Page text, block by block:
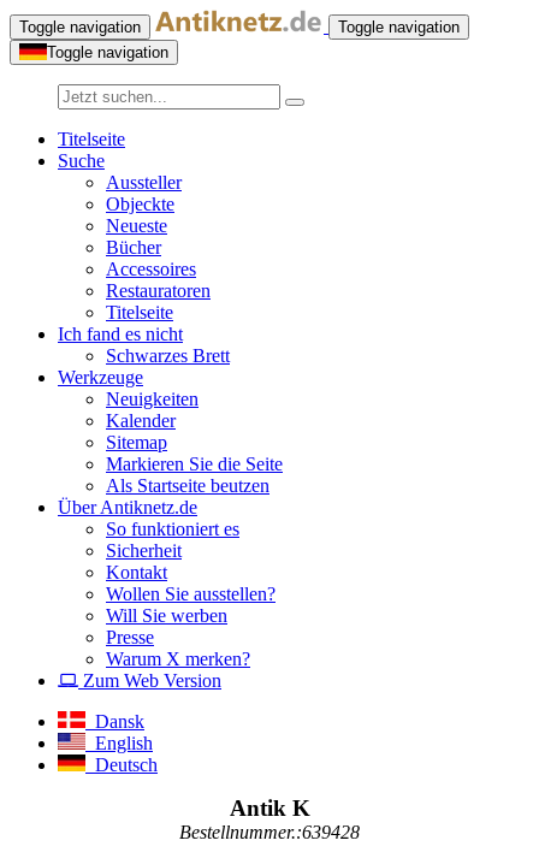
Toggle navigation
Toggle navigation
Toggle navigation
Titelseite
Suche
Aussteller
Objeckte
Neueste
Bücher
Accessoires
Restauratoren
Titelseite
Ich fand es nicht
Schwarzes Brett
Werkzeuge
Neuigkeiten
Kalender
Sitemap
Markieren Sie die Seite
Als Startseite beutzen
Über Antiknetz.de
So funktioniert es
Sicherheit
Kontakt
Wollen Sie ausstellen?
Will Sie werben
Presse
Warum X merken?
Zum Web Version
Dansk
English
Deutsch
Antik K
Bestellnummer.:639428